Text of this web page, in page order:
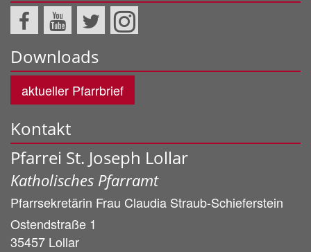
Downloads
aktueller Pfarrbrief
Kontakt
Pfarrei St. Joseph Lollar
Katholisches Pfarramt
Pfarrsekretärin Frau Claudia Straub-Schieferstein
Ostendstraße 1
35457 Lollar